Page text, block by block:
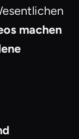
machen